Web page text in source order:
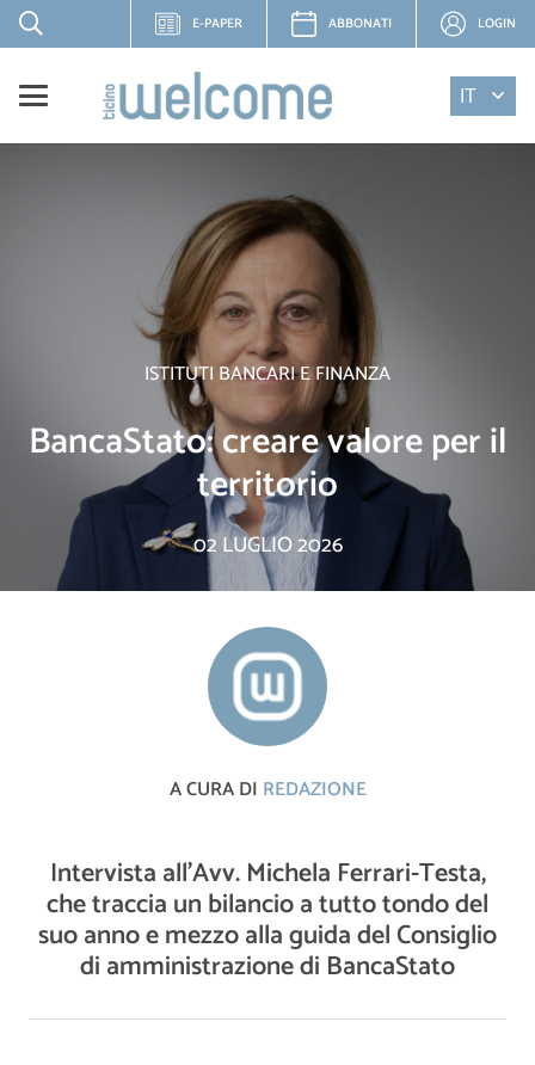
E-PAPER ABBONATI LOGIN
IT
ISTITUTI BANCARI E FINANZA
BancaStato: creare valore per il
territorio
02 LUGLIO 2026
A CURA DI REDAZIONE
Intervista all’Avv. Michela Ferrari-Testa,
che traccia un bilancio a tutto tondo del
suo anno e mezzo alla guida del Consiglio
di amministrazione di BancaStato